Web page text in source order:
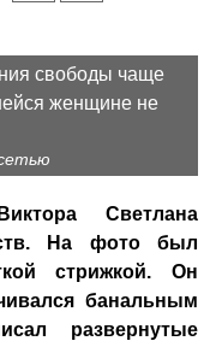
свободы чаще
женщине не
Светлана
На фото был
стрижкой. Он
банальным
развернутые